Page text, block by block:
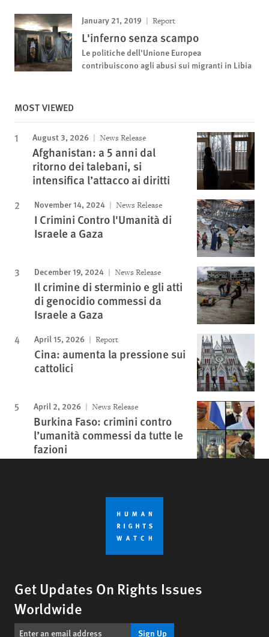
January 21, 2019 Report
L'inferno senza scampo
Le politiche dell'Unione Europea
contribuiscono agli abusi sui migranti in Libia
MOST VIEWED
August 3, 2026 News Release
Afghanistan: a 5 anni dal
ritorno dei talebani, si
intensifica l’attacco ai diritti
November 14, 2024 News Release
I Crimini Contro l'Umanità di
Israele a Gaza
December 19, 2024 News Release
Il crimine di sterminio e gli atti
di genocidio commessi da
Israele a Gaza
April 15, 2026 Report
Cina: aumenta la pressione sui
cattolici
April 2, 2026 News Release
Burkina Faso: crimini contro
l’umanità commessi da tutte le
fazioni
Get Updates On Rights Issues
Worldwide
Sign Up